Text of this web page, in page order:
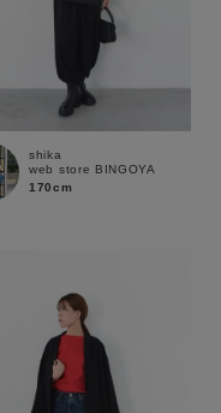
shika
web store BINGOYA
170cm